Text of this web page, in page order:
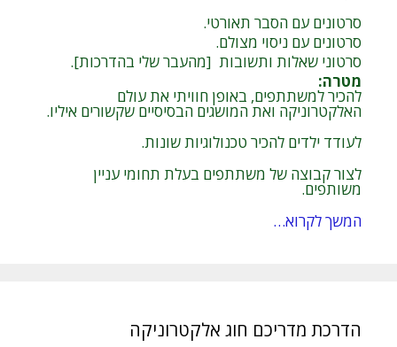
סרטונים עם הסבר תאורטי.
סרטונים עם ניסוי מצולם.
סרטוני שאלות ותשובות [מהעבר שלי בהדרכות].
מטרה:
להכיר למשתתפים, באופן חוויתי את עולם
האלקטרוניקה ואת המושגים הבסיסיים שקשורים איליו.
לעודד ילדים להכיר טכנולוגיות שונות.
לצור קבוצה של משתתפים בעלת תחומי עניין
משותפים.
המשך לקרוא…
הדרכת מדריכם חוג אלקטרוניקה